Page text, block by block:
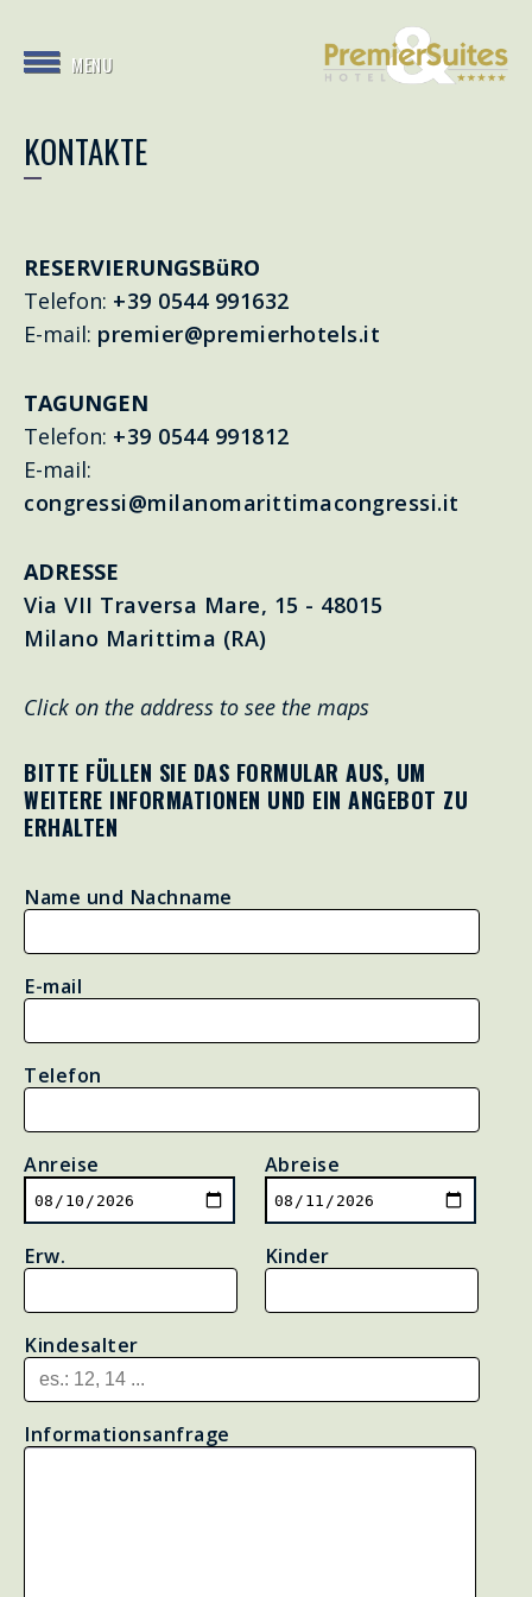
MENU
KONTAKTE
RESERVIERUNGSBüRO
Telefon: +39 0544 991632
E-mail: premier@premierhotels.it
TAGUNGEN
Telefon: +39 0544 991812
E-mail:
congressi@milanomarittimacongressi.it
ADRESSE
Via VII Traversa Mare, 15 - 48015
Milano Marittima (RA)
Click on the address to see the maps
BITTE FÜLLEN SIE DAS FORMULAR AUS, UM
WEITERE INFORMATIONEN UND EIN ANGEBOT ZU
ERHALTEN
Name und Nachname
E-mail
Telefon
Anreise Abreise
Erw. Kinder
Kindesalter
Informationsanfrage